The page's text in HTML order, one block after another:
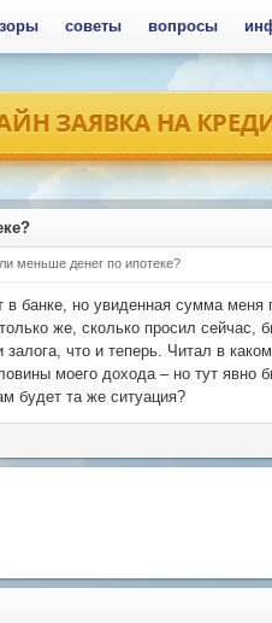
меньше денег по ипотеке?
банке, но увиденная сумма меня
же, сколько просил сейчас,
что и теперь. Читал в
моего дохода – но тут явно
будет та же ситуация?
советы вопросы